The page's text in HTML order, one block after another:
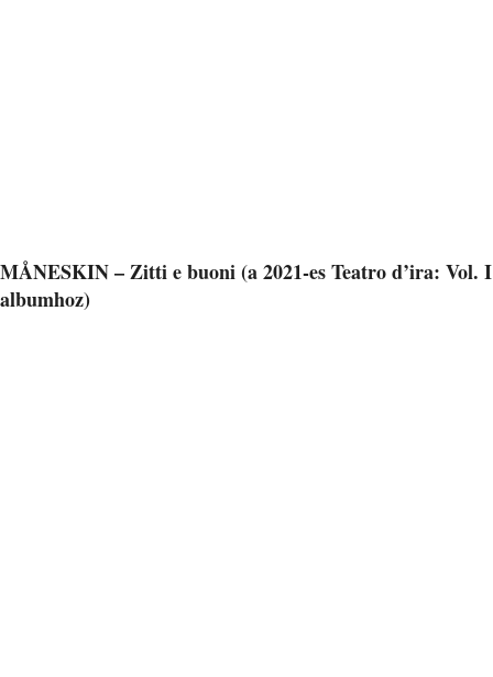
MÅNESKIN – Zitti e buoni (a 2021-es Teatro d’ira: Vol. I
albumhoz)